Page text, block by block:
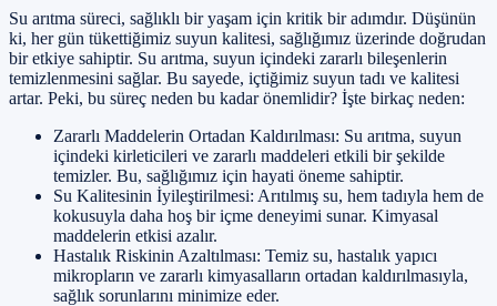
Su arıtma süreci, sağlıklı bir yaşam için kritik bir adımdır. Düşünün
ki, her gün tükettiğimiz suyun kalitesi, sağlığımız üzerinde doğrudan
bir etkiye sahiptir. Su arıtma, suyun içindeki zararlı bileşenlerin
temizlenmesini sağlar. Bu sayede, içtiğimiz suyun tadı ve kalitesi
artar. Peki, bu süreç neden bu kadar önemlidir? İşte birkaç neden:
Zararlı Maddelerin Ortadan Kaldırılması: Su arıtma, suyun
içindeki kirleticileri ve zararlı maddeleri etkili bir şekilde
temizler. Bu, sağlığımız için hayati öneme sahiptir.
Su Kalitesinin İyileştirilmesi: Arıtılmış su, hem tadıyla hem de
kokusuyla daha hoş bir içme deneyimi sunar. Kimyasal
maddelerin etkisi azalır.
Hastalık Riskinin Azaltılması: Temiz su, hastalık yapıcı
mikropların ve zararlı kimyasalların ortadan kaldırılmasıyla,
sağlık sorunlarını minimize eder.